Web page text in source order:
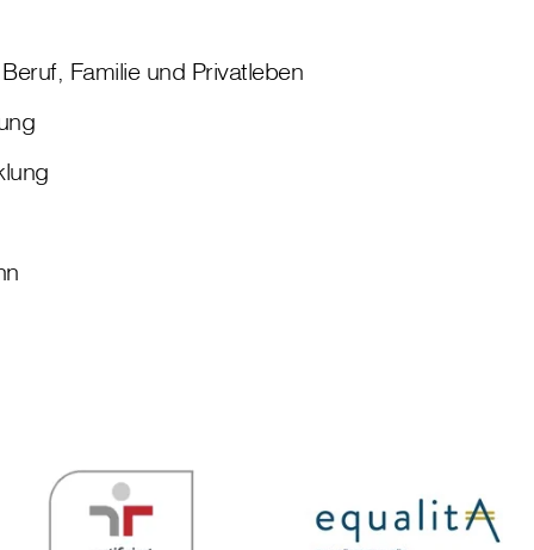
Familie und Privatleben